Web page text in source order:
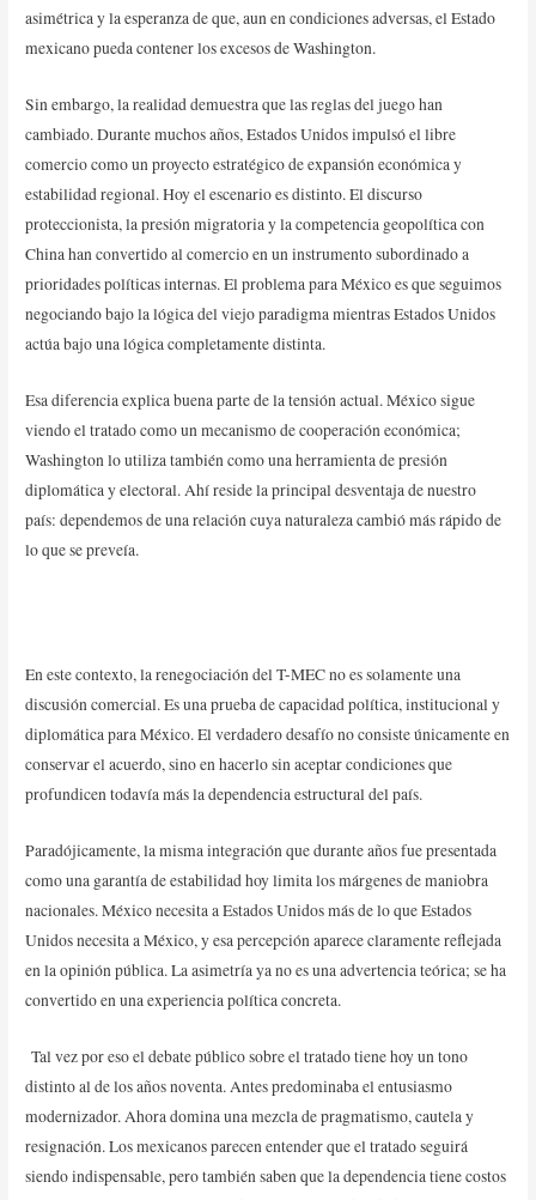
asimétrica y la esperanza de que, aun en condiciones adversas, el Estado
mexicano pueda contener los excesos de Washington.
Sin embargo, la realidad demuestra que las reglas del juego han
cambiado. Durante muchos años, Estados Unidos impulsó el libre
comercio como un proyecto estratégico de expansión económica y
estabilidad regional. Hoy el escenario es distinto. El discurso
proteccionista, la presión migratoria y la competencia geopolítica con
China han convertido al comercio en un instrumento subordinado a
prioridades políticas internas. El problema para México es que seguimos
negociando bajo la lógica del viejo paradigma mientras Estados Unidos
actúa bajo una lógica completamente distinta.
Esa diferencia explica buena parte de la tensión actual. México sigue
viendo el tratado como un mecanismo de cooperación económica;
Washington lo utiliza también como una herramienta de presión
diplomática y electoral. Ahí reside la principal desventaja de nuestro
país: dependemos de una relación cuya naturaleza cambió más rápido de
lo que se preveía.
En este contexto, la renegociación del T-MEC no es solamente una
discusión comercial. Es una prueba de capacidad política, institucional y
diplomática para México. El verdadero desafío no consiste únicamente en
conservar el acuerdo, sino en hacerlo sin aceptar condiciones que
profundicen todavía más la dependencia estructural del país.
Paradójicamente, la misma integración que durante años fue presentada
como una garantía de estabilidad hoy limita los márgenes de maniobra
nacionales. México necesita a Estados Unidos más de lo que Estados
Unidos necesita a México, y esa percepción aparece claramente reflejada
en la opinión pública. La asimetría ya no es una advertencia teórica; se ha
convertido en una experiencia política concreta.
Tal vez por eso el debate público sobre el tratado tiene hoy un tono
distinto al de los años noventa. Antes predominaba el entusiasmo
modernizador. Ahora domina una mezcla de pragmatismo, cautela y
resignación. Los mexicanos parecen entender que el tratado seguirá
siendo indispensable, pero también saben que la dependencia tiene costos